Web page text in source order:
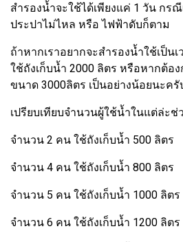
สำรองน้ำจะใช้ได้เพียงแค่ 1 วัน กร
ประปาไม่ไหล หรือ ไฟฟ้าดับก็ตาม
ถ้าหากเราอยากจะสำรองน้ำใช้เป็นเ
ใช้ถังเก็บน้ำ 2000 ลิตร หรือหากต้อ
ขนาด 3000ลิตร เป็นอย่างน้อยนะครั
เปรียบเทียบจำนวนผู้ใช้น้ำในแต่ล่ะช่
จำนวน 2 คน ใช้ถังเก็บน้ำ 500 ลิตร
จำนวน 4 คน ใช้ถังเก็บน้ำ 800 ลิตร
จำนวน 5 คน ใช้ถังเก็บน้ำ 1000 ลิตร
จำนวน 6 คน ใช้ถังเก็บน้ำ 1200 ลิตร